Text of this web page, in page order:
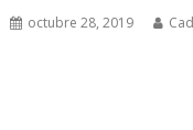
octubre 28, 2019